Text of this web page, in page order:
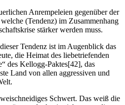
Anrempeleien gegenüber der
(Tendenz) im Zusammenhang
stärker werden muss.
Tendenz ist im Augenblick das
die Heimat des liebetriefenden
des Kellogg-Paktes[42], das
Land von allen aggressiven und
Schwert. Das weiß die